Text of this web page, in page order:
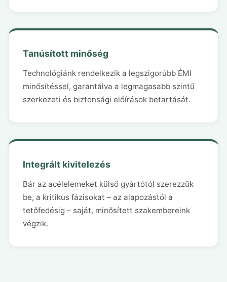
Tanúsított minőség
Technológiánk rendelkezik a legszigorúbb ÉMI
minősítéssel, garantálva a legmagasabb szintű
szerkezeti és biztonsági előírások betartását.
Integrált kivitelezés
Bár az acélelemeket külső gyártótól szerezzük
be, a kritikus fázisokat – az alapozástól a
tetőfedésig – saját, minősített szakembereink
végzik.